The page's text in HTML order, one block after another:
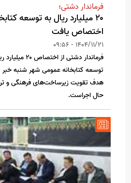
فرماندار دشتی؛
۲۰ میلیارد ریال به توسعه
اختصاص یافت
1404/11/21 - 09:56
فرماندار دشتی
توسعه کتابخانه عمومی شهر شنبه خبر
هدف تقویت زیرساخت‌های فرهنگی و
حال اجراست.